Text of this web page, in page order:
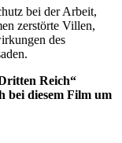
bei der Arbeit,
zerstörte Villen,
des
Reich“
bei diesem Film um